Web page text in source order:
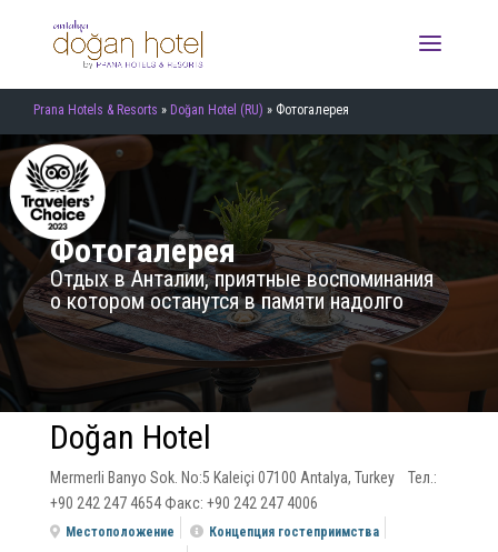
Prana Hotels & Resorts » Doğan Hotel (RU) » Фотогалерея
Фотогалерея
Отдых в Анталии, приятные воспоминания
о котором останутся в памяти надолго
Doğan Hotel
Mermerli Banyo Sok. No:5 Kaleiçi 07100 Antalya, Turkey Тел.:
+90 242 247 4654 Факс: +90 242 247 4006
Местоположение
Концепция гостеприимства